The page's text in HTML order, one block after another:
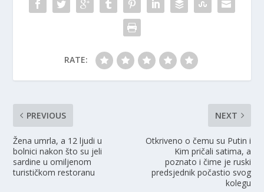
RATE:
PREVIOUS
Žena umrla, a 12 ljudi u
bolnici nakon što su jeli
sardine u omiljenom
turističkom restoranu
NEXT
Otkriveno o čemu su Putin i
Kim pričali satima, a
poznato i čime je ruski
predsjednik počastio svog
kolegu